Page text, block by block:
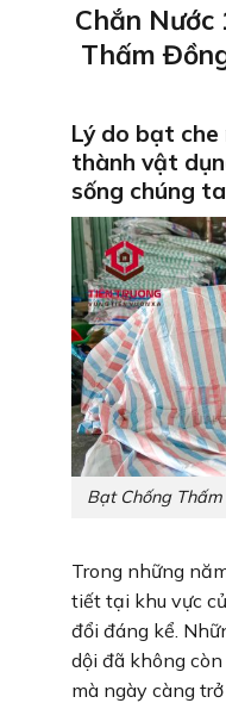
Chắn Nước
Thấm
Lý do bạt
thành vật
sống chúng
Bạt Chống
Trong những
tiết tại khu vực
đổi đáng kể.
dội đã không
mà ngày càng